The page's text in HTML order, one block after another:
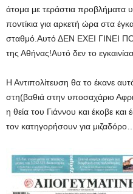
άτομα με τεράστια προβλήματα
ποντίκια για αρκετή ώρα στα
σταθμό.Αυτό ΔΕΝ ΕΧΕΙ ΓΙΝΕΙ
της Αθήνας!Αυτό δεν το
Η Αντιπολίτευση θα το έκανε
στη(βαθιά στην υποσαχάριο
η θεία του Γιάννου και έκοβε
τον κατηγορήσουν για μιζαδόρο…